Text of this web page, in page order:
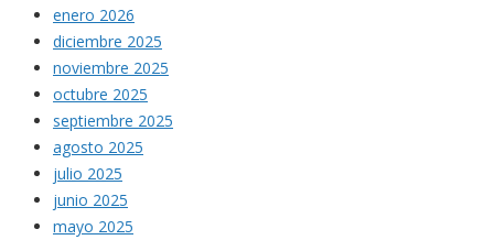
enero 2026
diciembre 2025
noviembre 2025
octubre 2025
septiembre 2025
agosto 2025
julio 2025
junio 2025
mayo 2025